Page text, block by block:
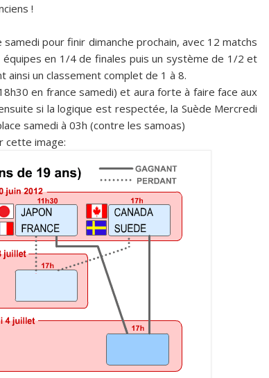
!
pour finir dimanche prochain, avec 12 matchs
en 1/4 de finales puis un système de 1/2 et
ainsi un classement complet de 1 à 8.
en france samedi) et aura forte à faire face aux
si la logique est respectée, la Suède Mercredi
samedi à 03h (contre les samoas)
cette image: